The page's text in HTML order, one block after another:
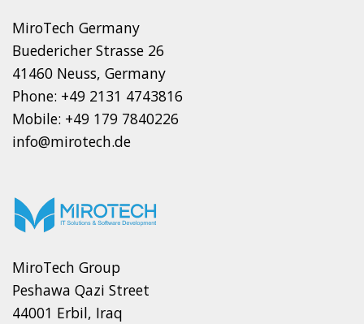
MiroTech Germany
Buedericher Strasse 26
41460 Neuss, Germany
Phone: +49 2131 4743816
Mobile: +49 179 7840226
info@mirotech.de
MiroTech Group
Peshawa Qazi Street
44001 Erbil, Iraq